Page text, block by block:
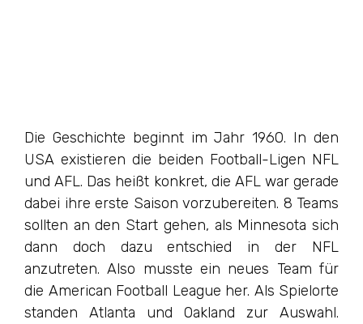
Die Geschichte beginnt im Jahr 1960. In den
USA existieren die beiden Football-Ligen NFL
und AFL. Das heißt konkret, die AFL war gerade
dabei ihre erste Saison vorzubereiten. 8 Teams
sollten an den Start gehen, als Minnesota sich
dann doch dazu entschied in der NFL
anzutreten. Also musste ein neues Team für
die American Football League her. Als Spielorte
standen Atlanta und Oakland zur Auswahl.